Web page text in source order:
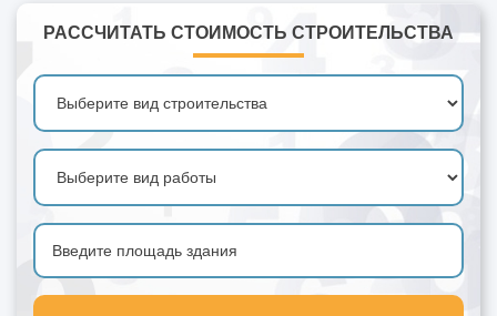
РАССЧИТАТЬ СТОИМОСТЬ СТРОИТЕЛЬСТВА